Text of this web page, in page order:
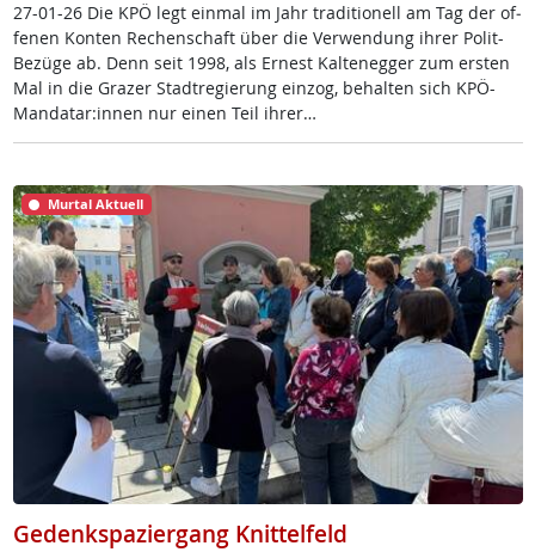
27-01-26 Die KPÖ legt ein­mal im Jahr tra­di­tio­nell am Tag der of­
fe­nen Kon­ten Re­chen­schaft über die Ver­wen­dung ih­rer Po­lit-
Be­zü­ge ab. Denn seit 1998, als Er­nest Kal­te­neg­ger zum ers­ten
Mal in die Gra­zer Stadt­re­gie­rung ein­zog, be­hal­ten sich KPÖ-
Man­da­tar:in­nen nur ei­nen Teil ih­rer…
Murtal Aktuell
Gedenkspaziergang Knittelfeld